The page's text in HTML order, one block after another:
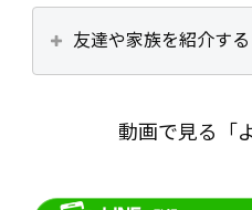
友達や家族を紹介す
動画で見る「